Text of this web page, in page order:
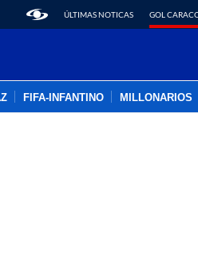
ÚLTIMAS NOTICAS GOL
FIFA-INFANTINO MILLONARIOS